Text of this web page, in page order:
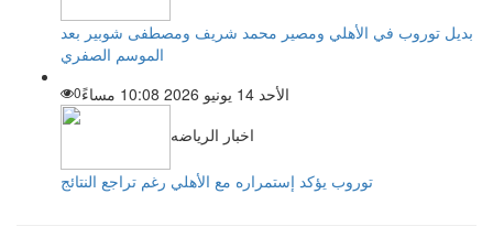
بديل توروب في الأهلي ومصير محمد شريف ومصطفى شوبير بعد
الموسم الصفري
الأحد 14 يونيو 2026 10:08 مساءً
0
اخبار الرياضه
توروب يؤكد إستمراره مع الأهلي رغم تراجع النتائج